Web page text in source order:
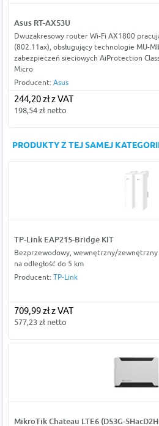
Asus RT-AX53U
Dwuzakresowy router Wi-Fi AX1800
(802.11ax), obsługujący technologie MU-
zabezpieczeń sieciowych AiProtection
Micro
Producent: Asus
244,20 zł z VAT
198,54 zł netto
PRODUKTY Z TEJ SAMEJ
TP-Link EAP215-Bridge KIT
Bezprzewodowy, wewnętrzny/zewnętrzny
na odległość do 5 km
Producent: TP-Link
709,99 zł z VAT
577,23 zł netto
MikroTik Chateau LTE6 (D53G-